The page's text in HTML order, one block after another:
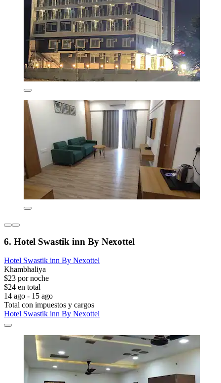
6. Hotel Swastik inn By Nexottel
Hotel Swastik inn By Nexottel
Khambhaliya
$23 por noche
$24 en total
14 ago - 15 ago
Total con impuestos y cargos
Hotel Swastik inn By Nexottel